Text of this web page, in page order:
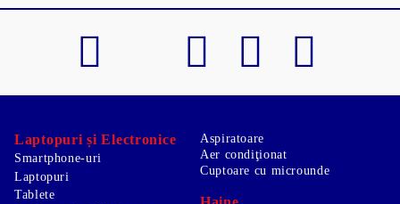
Laptopuri și Electronice
Smartphone-uri
Laptopuri
Tablete
Aspiratoare
Aer condiţionat
Cuptoare cu microunde